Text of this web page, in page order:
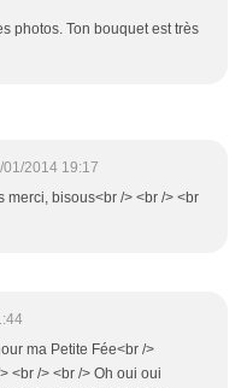
photos. Ton bouquet est très
01/2014 19:17
merci, bisous<br /> <br /> <br
ma Petite Fée<br />
<br /> <br /> Oh oui oui